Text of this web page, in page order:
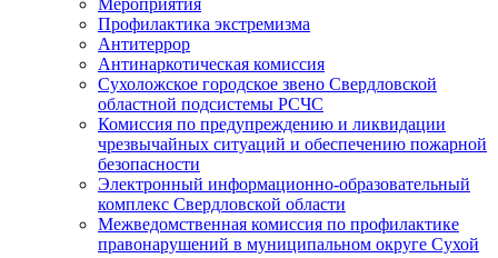
Профилактика экстремизма
Антитеррор
Антинаркотическая комиссия
Сухоложское городское звено Свердловской
областной подсистемы РСЧС
Комиссия по предупреждению и ликвидации
чрезвычайных ситуаций и обеспечению пожарной
безопасности
Электронный информационно-образовательный
комплекс Cвердловской области
Межведомственная комиссия по профилактике
правонарушений в муниципальном округе Сухой